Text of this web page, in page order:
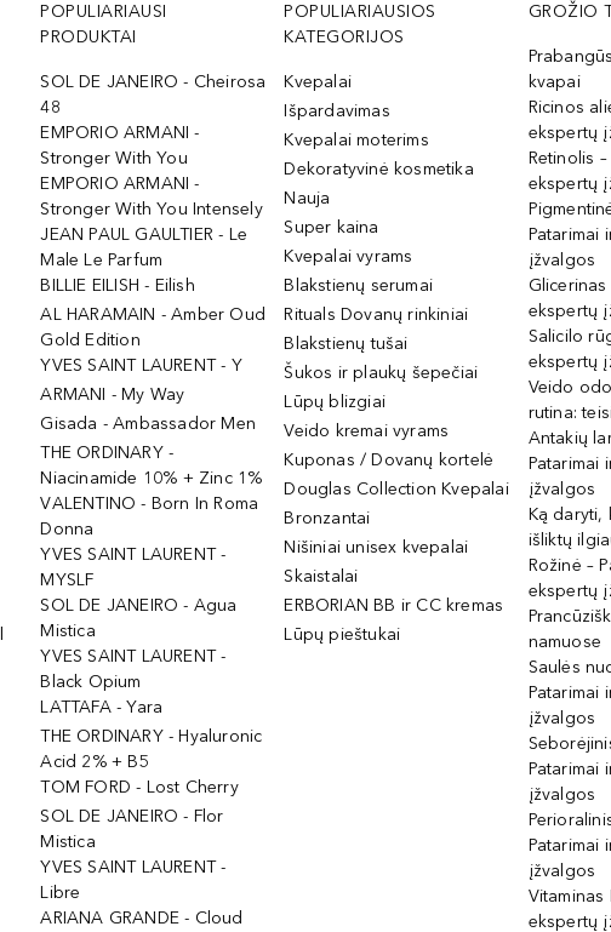
POPULIARIAUSI
PRODUKTAI
SOL DE JANEIRO - Cheirosa
48
EMPORIO ARMANI -
Stronger With You
EMPORIO ARMANI -
Stronger With You Intensely
JEAN PAUL GAULTIER - Le
Male Le Parfum
BILLIE EILISH - Eilish
AL HARAMAIN - Amber Oud
Gold Edition
YVES SAINT LAURENT - Y
ARMANI - My Way
Gisada - Ambassador Men
THE ORDINARY -
Niacinamide 10% + Zinc 1%
VALENTINO - Born In Roma
Donna
YVES SAINT LAURENT -
MYSLF
SOL DE JANEIRO - Agua
Mistica
YVES SAINT LAURENT -
Black Opium
LATTAFA - Yara
THE ORDINARY - Hyaluronic
Acid 2% + B5
TOM FORD - Lost Cherry
SOL DE JANEIRO - Flor
Mistica
YVES SAINT LAURENT -
Libre
ARIANA GRANDE - Cloud
POPULIARIAUSIOS
KATEGORIJOS
Kvepalai
Išpardavimas
Kvepalai moterims
Dekoratyvinė kosmetika
Nauja
Super kaina
Kvepalai vyrams
Blakstienų serumai
Rituals Dovanų rinkiniai
Blakstienų tušai
Šukos ir plaukų šepečiai
Lūpų blizgiai
Veido kremai vyrams
Kuponas / Dovanų kortelė
Douglas Collection Kvepalai
Bronzantai
Nišiniai unisex kvepalai
Skaistalai
ERBORIAN BB ir CC kremas
Lūpų pieštukai
GROŽIO
kvapai
Ricinos
ekspertų
Retinolis
ekspertų
Patarimai
įžvalgos
Glicerinas
ekspertų
Salicilo
ekspertų
Veido
rutina:
Antakių
Patarimai
įžvalgos
Ką daryti,
išliktų
Rožinė –
ekspertų
namuose
Saulės
Patarimai
įžvalgos
Patarimai
įžvalgos
Patarimai
įžvalgos
Vitaminas
ekspertų